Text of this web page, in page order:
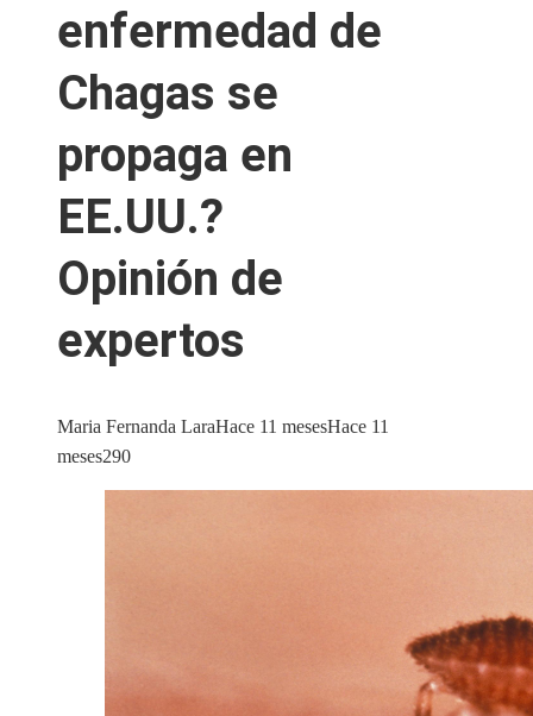
enfermedad de
Chagas se
propaga en
EE.UU.?
Opinión de
expertos
Maria Fernanda LaraHace 11 mesesHace 11
meses290